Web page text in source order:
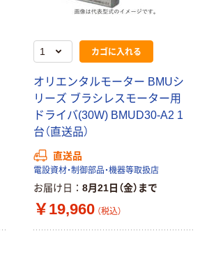
カゴに入れる
オリエンタルモーター BMUシ
リーズ ブラシレスモーター用
ドライバ(30W) BMUD30-A2 1
台（直送品）
直送品
電設資材・制御部品・機器等取扱店
お届け日 8月21日（金）まで
￥19,960 （税込）